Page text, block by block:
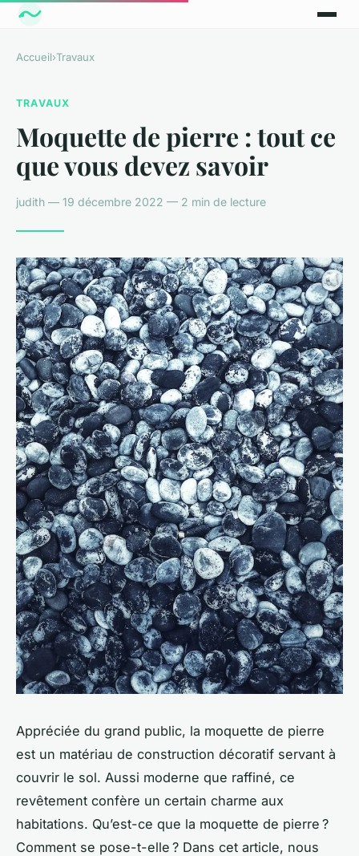
Accueil›Travaux
TRAVAUX
Moquette de pierre : tout ce
que vous devez savoir
judith — 19 décembre 2022 — 2 min de lecture
Appréciée du grand public, la moquette de pierre
est un matériau de construction décoratif servant à
couvrir le sol. Aussi moderne que raffiné, ce
revêtement confère un certain charme aux
habitations. Qu’est-ce que la moquette de pierre ?
Comment se pose-t-elle ? Dans cet article, nous